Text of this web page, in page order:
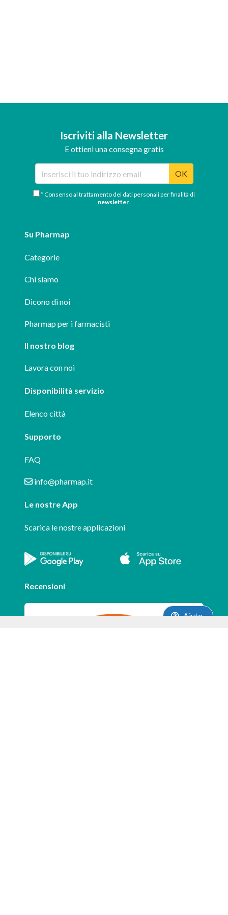
Iscriviti alla Newsletter
E ottieni una consegna gratis
OK
* Consenso al trattamento dei dati personali per finalità di
newsletter.
Su Pharmap
Categorie
Chi siamo
Dicono di noi
Pharmap per i farmacisti
Il nostro blog
Lavora con noi
Disponibilità servizio
Elenco città
Supporto
FAQ
info@pharmap.it
Le nostre App
Scarica le nostre applicazioni
Recensioni
Aiuto